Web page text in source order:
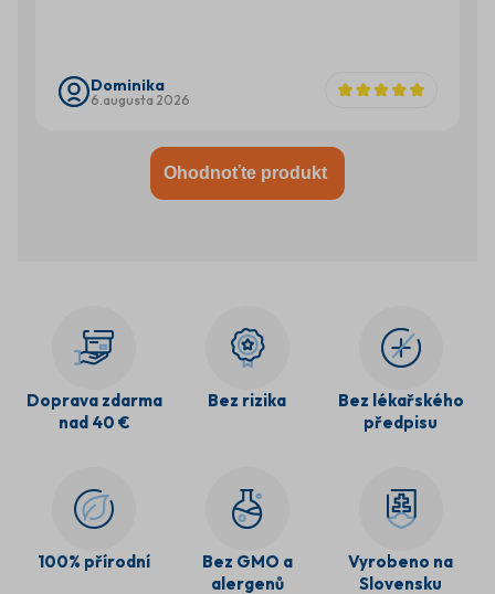
Dominika
6.augusta 2026
Ohodnoťte produkt
Doprava zdarma
nad 40 €
Bez rizika
Bez lékařského
předpisu
100% přírodní
Bez GMO a
alergenů
Vyrobeno na
Slovensku